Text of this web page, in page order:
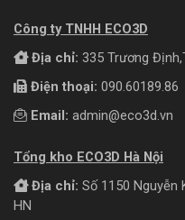
Công ty TNHH ECO3D
Địa chỉ: 335 Trương
Điện thoại: 090.60189.86
Email: admin@eco3d.vn
Tổng kho ECO3D Hà Nội
Địa chỉ: Số 1150 Nguyễn
HN